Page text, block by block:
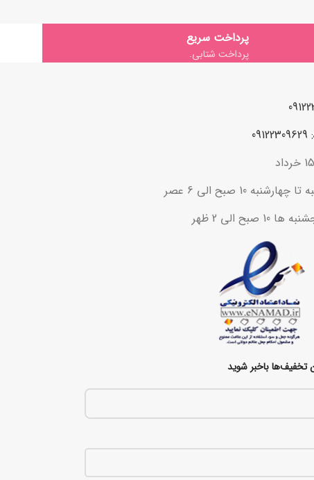
پرداخت سریع
پرداخت شتابی.
10 صبح الی 6 عصر
الی 2 ظهر
تخفیف‌ها باخبر شوید